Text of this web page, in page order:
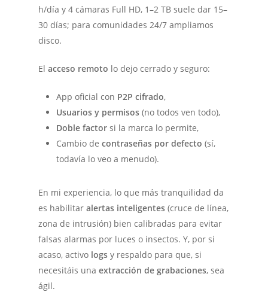
h/día y 4 cámaras Full HD, 1–2 TB suele dar 15–
30 días; para comunidades 24/7 ampliamos
disco.
Elacceso remoto lo dejo cerrado y seguro:
App oficial con P2P cifrado,
Usuarios y permisos (no todos ven todo),
Doble factor si la marca lo permite,
Cambio decontraseñas por defecto (sí,
todavía lo veo a menudo).
En mi experiencia, lo que más tranquilidad da
es habilitaralertas inteligentes (cruce de línea,
zona de intrusión) bien calibradas para evitar
falsas alarmas por luces o insectos. Y, por si
acaso, activo logs y respaldo para que, si
necesitáis unaextracción de grabaciones, sea
ágil.